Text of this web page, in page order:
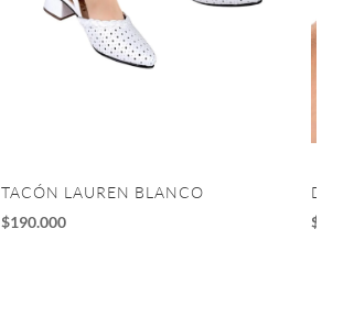
TACÓN LAUREN BLANCO
$190.000
$